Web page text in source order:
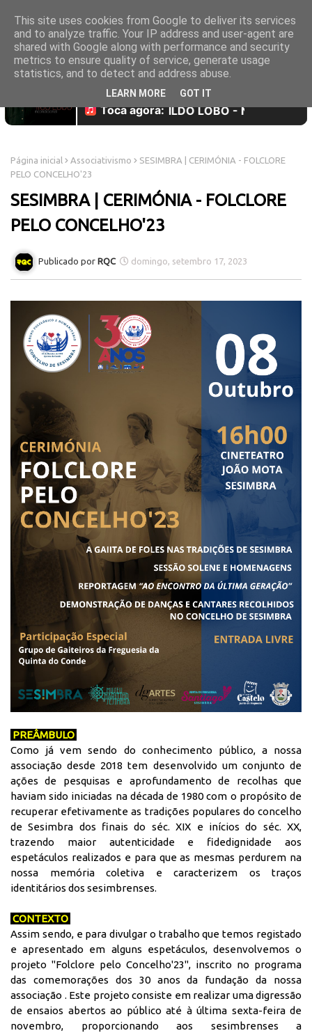
Página inicial Associativismo
SESIMBRA | CERIMÓNIA - FOLCLORE
PELO CONCELHO'23
SESIMBRA | CERIMÓNIA - FOLCLORE
PELO CONCELHO'23
RQC domingo, setembro 17, 2023
PREÂMBULO
Como já vem sendo do conhecimento público, a nossa
associação desde 2018 tem desenvolvido um conjunto de
ações de pesquisas e aprofundamento de recolhas que
haviam sido iniciadas na década de 1980 com o propósito de
recuperar efetivamente as tradições populares do concelho
de Sesimbra dos finais do séc. XIX e inícios do séc. XX,
trazendo maior autenticidade e fidedignidade aos
espetáculos realizados e para que as mesmas perdurem na
nossa memória coletiva e caracterizem os traços
identitários dos sesimbrenses.
CONTEXTO
Assim sendo, e para divulgar o trabalho que temos registado
e apresentado em alguns espetáculos, desenvolvemos o
projeto "Folclore pelo Concelho'23", inscrito no programa
das comemorações dos 30 anos da fundação da nossa
associação . Este projeto consiste em realizar uma digressão
de ensaios abertos ao público até à última sexta-feira de
novembro, proporcionando aos sesimbrenses a
This site uses cookies from Google to deliver its services
and to analyze traffic. Your IP address and user-agent are
shared with Google along with performance and security
metrics to ensure quality of service, generate usage
statistics, and to detect and address abuse.
LEARN MORE GOT IT